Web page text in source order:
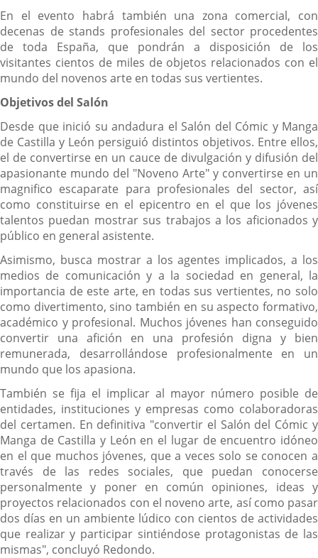
En el evento habrá también una zona comercial, con
decenas de stands profesionales del sector procedentes
de toda España, que pondrán a disposición de los
visitantes cientos de miles de objetos relacionados con el
mundo del novenos arte en todas sus vertientes.
Objetivos del Salón
Desde que inició su andadura el Salón del Cómic y Manga
de Castilla y León persiguió distintos objetivos. Entre ellos,
el de convertirse en un cauce de divulgación y difusión del
apasionante mundo del "Noveno Arte" y convertirse en un
magnifico escaparate para profesionales del sector, así
como constituirse en el epicentro en el que los jóvenes
talentos puedan mostrar sus trabajos a los aficionados y
público en general asistente.
Asimismo, busca mostrar a los agentes implicados, a los
medios de comunicación y a la sociedad en general, la
importancia de este arte, en todas sus vertientes, no solo
como divertimento, sino también en su aspecto formativo,
académico y profesional. Muchos jóvenes han conseguido
convertir una afición en una profesión digna y bien
remunerada, desarrollándose profesionalmente en un
mundo que los apasiona.
También se fija el implicar al mayor número posible de
entidades, instituciones y empresas como colaboradoras
del certamen. En definitiva "convertir el Salón del Cómic y
Manga de Castilla y León en el lugar de encuentro idóneo
en el que muchos jóvenes, que a veces solo se conocen a
través de las redes sociales, que puedan conocerse
personalmente y poner en común opiniones, ideas y
proyectos relacionados con el noveno arte, así como pasar
dos días en un ambiente lúdico con cientos de actividades
que realizar y participar sintiéndose protagonistas de las
mismas", concluyó Redondo.